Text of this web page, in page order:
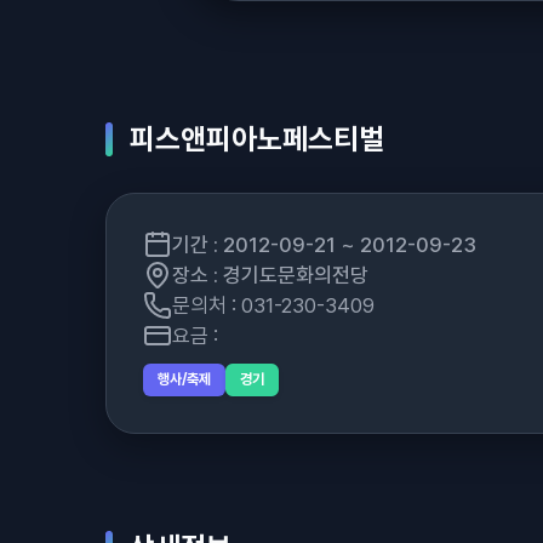
피스앤피아노페스티벌
기간 : 2012-09-21 ~ 2012-09-23
장소 : 경기도문화의전당
문의처 : 031-230-3409
요금 :
행사/축제 경기